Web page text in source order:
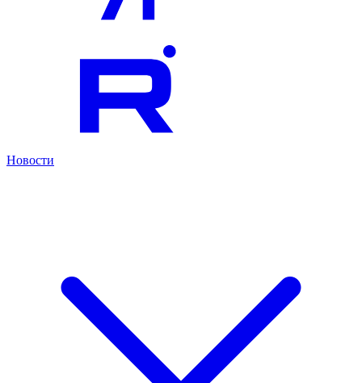
Новости